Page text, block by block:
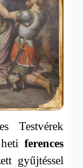
Testvérek
ferences
gyűjtéssel